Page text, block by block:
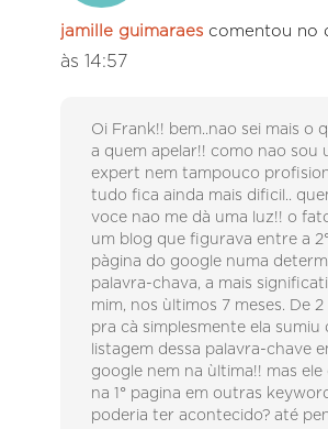
jamille guimaraes comentou no
às 14:57
Oi Frank!! bem..nao sei mais o
a quem apelar!! como nao sou
expert nem tampouco
tudo fica ainda mais dificil..
voce nao me dà uma luz!! o
um blog que figurava entre a
pàgina do google numa
palavra-chava, a mais
mim, nos ùltimos 7 meses. De 2
pra cà simplesmente ela sumiu
listagem dessa palavra-chave
google nem na ùltima!! mas
na 1° pagina em outras
poderia ter acontecido? até